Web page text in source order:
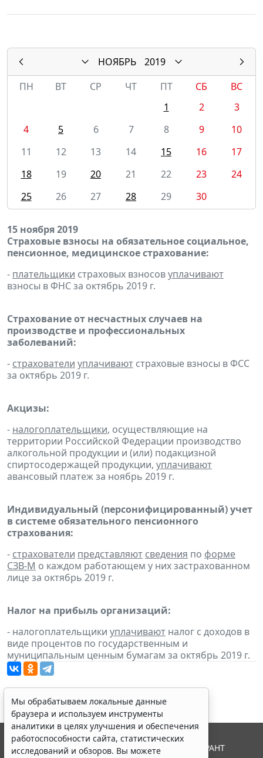
НОЯБРЬ
2019
ПН
ВТ СР ЧТ ПТ СБ
ВС
1
2
3
4
5 6 7 8 9
10
11
12 13 14 15 16
17
18
19 20 21 22 23
24
25
26 27 28 29 30
15 ноября 2019
Страховые взносы на обязательное социальное,
пенсионное, медицинское страхование:
- плательщики страховых взносовуплачивают
взносы в ФНС за октябрь 2019 г.
Страхование от несчастных случаев на
производстве и профессиональных
заболеваний:
- страхователи уплачивают страховые взносы в ФСС
за октябрь 2019 г.
Акцизы:
- налогоплательщики, осуществляющие на
территории Российской Федерации производство
алкогольной продукции и (или) подакцизной
спиртосодержащей продукции, уплачивают
авансовый платеж за ноябрь 2019 г.
Индивидуальный (персонифицированный) учет
в системе обязательного пенсионного
страхования:
- страхователи представляют сведения по форме
СЗВ-М о каждом работающем у них застрахованном
лице за октябрь 2019 г.
Налог на прибыль организаций:
- налогоплательщики уплачивают налог с доходов в
виде процентов по государственным и
муниципальным ценным бумагам за октябрь 2019 г.
Мы обрабатываем локальные данные
браузера и используем инструменты
аналитики в целях улучшения и обеспечения
работоспособности сайта, статистических
исследований и обзоров. Вы можете
© ООО "НПП "ГАРАНТ-СЕРВИС", 2026. Система ГАРАНТ